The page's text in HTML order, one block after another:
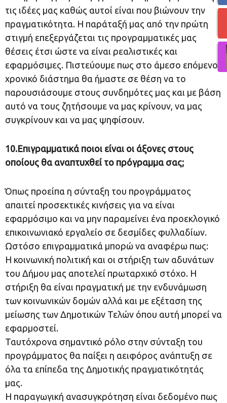
τις ιδέες μας καθώς αυτοί είναι που βιώνουν την
πραγματικότητα. Η παράταξή μας από την πρώτη
στιγμή επεξεργάζεται τις προγραμματικές μας
θέσεις έτσι ώστε να είναι ρεαλιστικές και
εφαρμόσιμες. Πιστεύουμε πως στο άμεσο επόμενο
χρονικό διάστημα θα ήμαστε σε θέση να το
παρουσιάσουμε στους συνδημότες μας και με βάση
αυτό να τους ζητήσουμε να μας κρίνουν, να μας
συγκρίνουν και να μας ψηφίσουν.
10.Επιγραμματικά ποιοι είναι οι άξονες στους
οποίους θα αναπτυχθεί το πρόγραμμα σας;
Όπως προείπα η σύνταξη του προγράμματος
απαιτεί προσεκτικές κινήσεις για να είναι
εφαρμόσιμο και να μην παραμείνει ένα προεκλογικό
επικοινωνιακό εργαλείο σε δεσμίδες φυλλαδίων.
Ωστόσο επιγραμματικά μπορώ να αναφέρω πως:
Η κοινωνική πολιτική και οι στήριξη των αδυνάτων
του Δήμου μας αποτελεί πρωταρχικό στόχο. Η
στήριξη θα είναι πραγματική με την ενδυνάμωση
των κοινωνικών δομών αλλά και με εξέταση της
μείωσης των Δημοτικών Τελών όπου αυτή μπορεί να
εφαρμοστεί.
Ταυτόχρονα σημαντικό ρόλο στην σύνταξη του
προγράμματος θα παίξει η αειφόρος ανάπτυξη σε
όλα τα επίπεδα της Δημοτικής πραγματικότητάς
μας.
Η παραγωγική ανασυγκρότηση είναι δεδομένο πως